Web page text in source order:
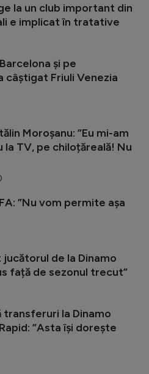
la un club important din
e implicat în tratative
și pe
câștigat Friuli Venezia
Moroșanu: ”Eu mi-am
TV, pe chiloțăreală! Nu
”Nu vom permite așa
de la Dinamo
față de sezonul trecut”
transferuri la Dinamo
”Asta își dorește